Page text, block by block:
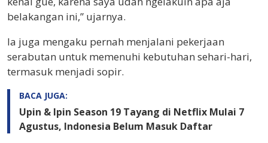
belakangan ini,” ujarnya.
Ia juga mengaku pernah menjalani pekerjaan
serabutan untuk memenuhi kebutuhan sehari-hari,
termasuk menjadi sopir.
BACA JUGA:
Upin & Ipin Season 19 Tayang di Netflix Mulai 7
Agustus, Indonesia Belum Masuk Daftar